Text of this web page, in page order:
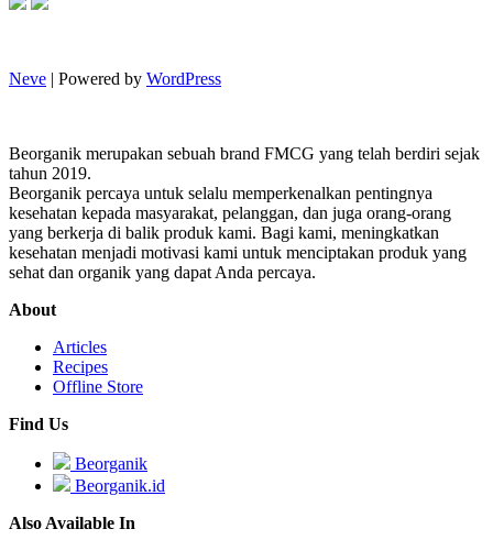
Neve | Powered by WordPress
Beorganik merupakan sebuah brand FMCG yang telah berdiri sejak
tahun 2019.
Beorganik percaya untuk selalu memperkenalkan pentingnya
kesehatan kepada masyarakat, pelanggan, dan juga orang-orang
yang berkerja di balik produk kami. Bagi kami, meningkatkan
kesehatan menjadi motivasi kami untuk menciptakan produk yang
sehat dan organik yang dapat Anda percaya.
About
Articles
Recipes
Offline Store
Find Us
Beorganik
Beorganik.id
Also Available In